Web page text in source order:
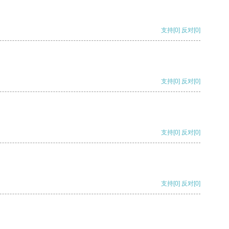
支持[0] 反对[0]
支持[0] 反对[0]
支持[0] 反对[0]
支持[0] 反对[0]